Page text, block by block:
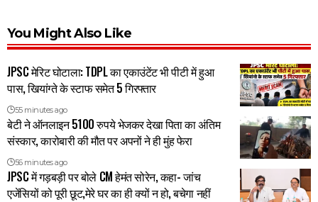
You Might Also Like
JPSC मेरिट घोटाला: TDPL का एकाउंटेंट भी पीटी में हुआ
पास, खियांग्ते के स्टाफ समेत 5 गिरफ्तार
55 minutes ago
बेटी ने ऑनलाइन 5100 रुपये भेजकर देखा पिता का अंतिम
संस्कार, कारोबारी की मौत पर अपनों ने ही मुंह फेरा
56 minutes ago
JPSC में गड़बड़ी पर बोले CM हेमंत सोरेन, कहा- जांच
एजेंसियों को पूरी छूट,मेरे घर का ही क्यों न हो, बचेगा नहीं